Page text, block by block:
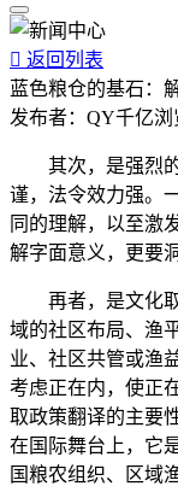
 返回列表
蓝色粮仓的基石：
发布者： QY千亿浏
其次，是强烈的
谨，法令效力强。
同的理解，以至激
解字面意义，更要
再者，是文化取
域的社区布局、渔
业、社区共管或渔
考虑正在内，使正
取政策翻译的主要
在国际舞台上，它
国粮农组织、区域